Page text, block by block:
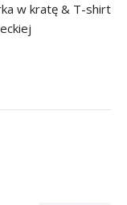
w kratę & T-shirt